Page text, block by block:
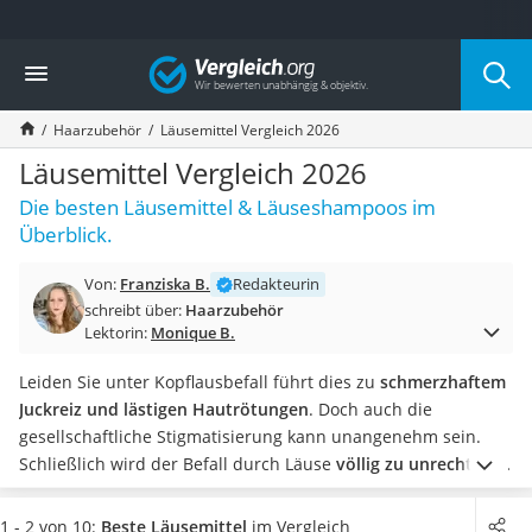
Die beliebtesten Vergleiche nach Kategorie
Drogerie
Inhalator
Haarschneider
Rollator
Braun Rasierer
Katzenklappe (Chip)
Rasierer
Massagepistole
Epilierer
Eiweißpulver
Magnesiumpräparat
Katzenklappe
Nackenmassagegerät
Zeckenschutz Katze
leichter Haartrockner
Vergleich
Haarzubehör Läusemittel Vergleich 2026
Läusemittel Vergleich 2026
Die besten Läusemittel & Läuseshampoos im
Überblick.
Von: Franziska B.
Redakteurin
schreibt über: Haarzubehör
Lektorin: Monique B.
Leiden Sie unter Kopflausbefall führt dies zu schmerzhaftem
Juckreiz und lästigen Hautrötungen. Doch auch die
gesellschaftliche Stigmatisierung kann unangenehm sein.
Schließlich wird der Befall durch Läuse völlig zu unrecht mit
mangelnder Körperhygiene in Verbindung gebracht. Mit
Läusemittel werden Sie die Biester wieder los!
1 - 2 von 10: Beste Läusemittel im Vergleich